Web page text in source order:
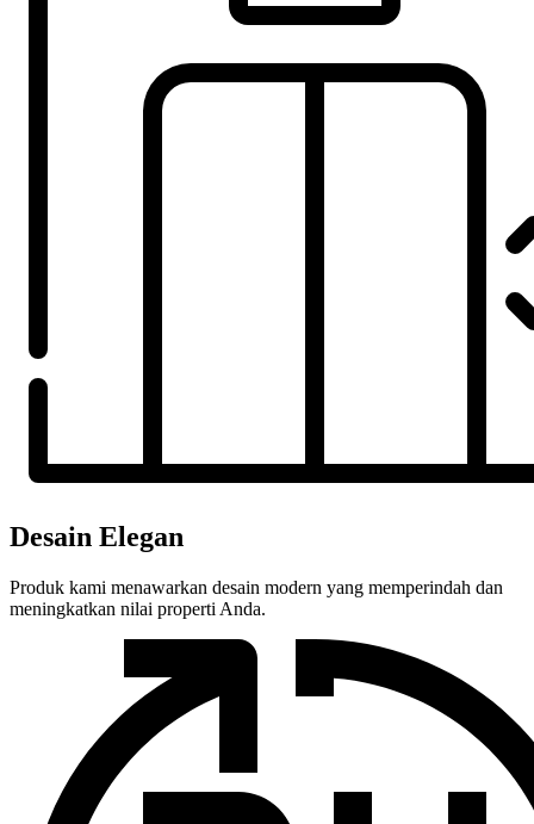
Desain Elegan
Produk kami menawarkan desain modern yang memperindah dan
meningkatkan nilai properti Anda.